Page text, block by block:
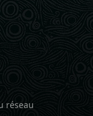
réseau